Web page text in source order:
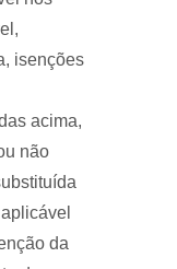
isenções
acima,
não
da